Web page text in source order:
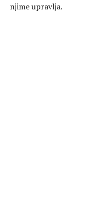
njime upravlja.